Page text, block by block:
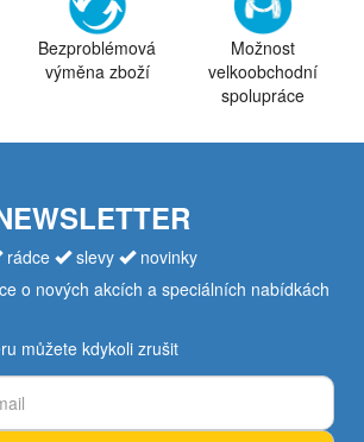
Bezproblémová
výměna zboží
Možnost
velkoobchodní
spolupráce
rádce slevy
novinky
o nových akcích a speciálních nabídkách
můžete kdykoli zrušit